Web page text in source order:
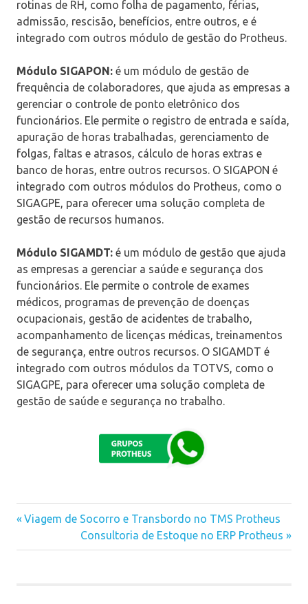
rotinas de RH, como folha de pagamento, férias,
admissão, rescisão, benefícios, entre outros, e é
integrado com outros módulo de gestão do Protheus.
Módulo SIGAPON: é um módulo de gestão de
frequência de colaboradores, que ajuda as empresas a
gerenciar o controle de ponto eletrônico dos
funcionários. Ele permite o registro de entrada e saída,
apuração de horas trabalhadas, gerenciamento de
folgas, faltas e atrasos, cálculo de horas extras e
banco de horas, entre outros recursos. O SIGAPON é
integrado com outros módulos do Protheus, como o
SIGAGPE, para oferecer uma solução completa de
gestão de recursos humanos.
Módulo SIGAMDT: é um módulo de gestão que ajuda
as empresas a gerenciar a saúde e segurança dos
funcionários. Ele permite o controle de exames
médicos, programas de prevenção de doenças
ocupacionais, gestão de acidentes de trabalho,
acompanhamento de licenças médicas, treinamentos
de segurança, entre outros recursos. O SIGAMDT é
integrado com outros módulos da TOTVS, como o
SIGAGPE, para oferecer uma solução completa de
gestão de saúde e segurança no trabalho.
Navegação
Previous
Viagem de Socorro e Transbordo no TMS Protheus
Next
Post:
Consultoria de Estoque no ERP Protheus